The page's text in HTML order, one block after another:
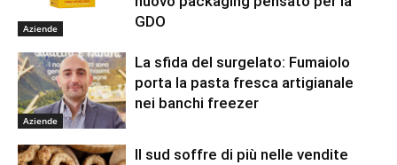
Aziende
GDO
Aziende
La sfida del surgelato: Fumaiolo
porta la pasta fresca artigianale
nei banchi freezer
Il sud soffre di più nelle vendite